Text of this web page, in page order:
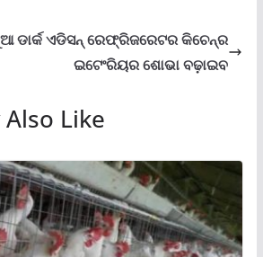
ଡାର୍କ ଏଡିସନ୍ ରେଫ୍ରିଜରେଟର କିଚେନ୍‌ର
ଇଟେଂରିୟର ଶୋଭା ବଢ଼ାଇବ
Like